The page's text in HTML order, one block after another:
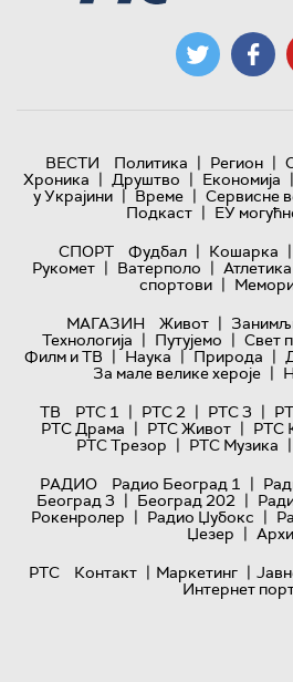
ВЕСТИ Политика | Регион |
Хроника | Друштво | Економија |
у Украјини | Време | Сервисне
Подкаст | ЕУ
СПОРТ
Фудбал | Кошарка |
Рукомет | Ватерполо | Атлетика
спортови |
МАГАЗИН
Живот |
Технологијa | Путујемо | Свет
Филм и ТВ | Наука | Природа |
За мале велике хероје |
ТВ
РТС 1 | РТС 2 | РТС 3 |
РТС Драма | РТС Живот | РТС
РТС Трезор | РТС Музика |
РАДИО
Радио Београд 1 |
Београд 3 | Београд 202 |
Рокенролер | Радио Џубокс |
Џезер |
РТС
Контакт | Маркетинг |
Интернет